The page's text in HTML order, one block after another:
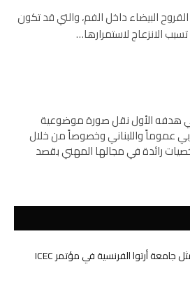
البيضاء داخل الفم، والتي قد تكون
الانزعاج لاستمرارها…
هدفه الأول نقل صورة موضوعية
عموماً واللبناني وخصوصاً من خلال
رائدة في مجالها المهني بقصد
إبنة الفيحاء سنا حسن خالد تمثل جامعة أرتوا الفرنسية في مؤتمر ICEC